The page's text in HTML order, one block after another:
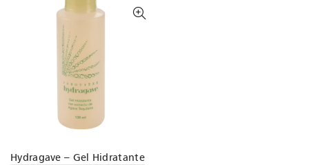
Hydragave – Gel Hidratante